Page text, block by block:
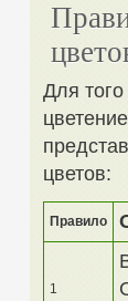
Для
цветов:
Правило
1